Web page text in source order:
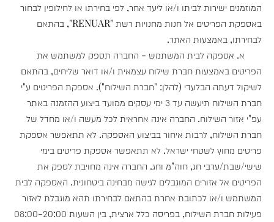
המוזמנים ישירות לביתו ו/או ליעד אחר, לפי בחירתו או לחילופין לבחור
באספקת הפריטים אל חנות מחנויות רשת "RENUAR", בהתאם
לבחירתו, באמצעות האתר.
א. אספקה לבית המשתמש - החברה תספק למשתמש את
הפריטים באמצעות חברת שילוח עצמאית ו/או דואר שליחים, בהתאם
לשיקול דעתה הבלעדי (להלן: "חברת השילוח"). אספקת הפריטים ע"י
חברת השילוח תיעשה עד 3 ימי עסקים ממועד ביצוע ההזמנה באתר
עפ"י אזור השילוח. החברה אינה אחראית לכל מעשה ו/או מחדל של
חברת השילוח, לרבות איחור בביצוע האספקה. לא תתאפשר אספקת
פריטים מחוץ לשטחי ישראל. לא תתאפשר אספקת פריטים בימי
שישי/שבת/ערבי חג, חוה"מ וחג. החברה אינה מחויבת לספק את
הפריטים אל אזורים המוגבלים לגישה מבחינה ביטחונית. האספקה לבית
המשתמש ו/או לכתובת אחרת בהתאם לבחירתו תהא מוגבלת לאזור
פעילות חברת השילוח, בפריסה כלל ארצית, בין השעות 08:00-20:00